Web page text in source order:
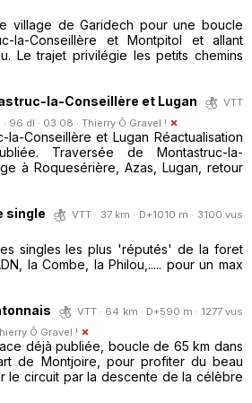
village de Garidech pour une boucle
la-Conseillère et Montpitol et allant
Le trajet privilégie les petits chemins
la-Conseillère et Lugan
VTT
96 dl · 03:08 · Thierry Ô Gravel !
la-Conseillère et Lugan Réactualisation
Traversée de Montastruc-la-
à Roquesérière, Azas, Lugan, retour
single
VTT · 37 km · D+1010 m · 3100 vus
singles les plus 'réputés' de la foret
la Combe, la Philou,..... pour un max
VTT · 64 km · D+590 m · 1277 vus
Ô Gravel !
déjà publiée, boucle de 65 km dans
de Montjoire, pour profiter du beau
le circuit par la descente de la célèbre